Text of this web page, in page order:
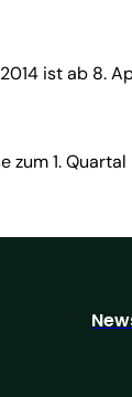
ist ab 8.
zum 1. Quartal